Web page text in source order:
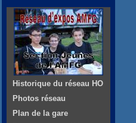
Historique du réseau HO
Photos réseau
Plan de la gare